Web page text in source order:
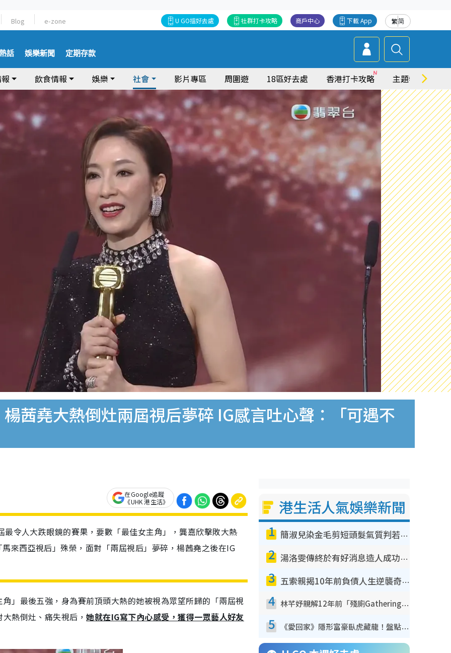
Blog e-zone 繁简
下載 App
商戶中心
社群打卡攻略
U GO搵好去處
話 娛樂新聞 定期存款
飲食情報 娛樂 社會 影片專區 周圍遊 18區好去處 香港打卡攻略 主題特集
茜堯大熱倒灶兩屆視后夢碎 IG感言吐心聲：「可遇不
在Google追蹤
《UHK 港生活》
令人大跌眼鏡的賽果，要數「最佳女主角」，龔嘉欣擊敗大熱
來西亞視后」殊榮，面對「兩屆視后」夢碎，楊茜堯之後在IG
」最後五強，身為賽前頂頭大熱的她被視為眾望所歸的「兩屆視
熱倒灶、痛失視后，她就在IG寫下內心感受，獲得一眾藝人好友
港生活人氣娛樂新聞
1 簡淑兒染金毛剪短頭髮氣質判若兩人！嚇壞老公麥大力都認唔出：「你做咩事？」
2 湯洛雯傳終於有好消息造人成功！兩大細節曝孕味極濃惹猜測：大肚婆先會咁！
3 五索親揭10年前負債人生逆襲奇蹟！全靠去一地方轉運後即遇上馬先生
4 林芊妤親解12年前「殘廁Gathering」真相！高層解約一句話重創尊嚴至今拒返TVB
5 《愛回家》隱形富豪臥虎藏龍！盤點12位財氣逼人的有錢藝人：呢位靚女3億身家唔憂做